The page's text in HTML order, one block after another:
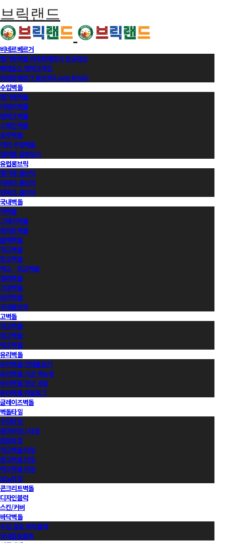
브릭랜드
비네르베르거
벨기에벽돌 비네르베르거 정규라인
에겐순드 덴마크라인
비네르베르거 롱브릭(Long Brick)
수입벽돌
벨기에벽돌
이태리벽돌
덴마크벽돌
스페인벽돌
호주벽돌
이외 수입벽돌
컬러별 살펴보기
유럽롱브릭
벨기에 롱브릭
이태리 롱브릭
덴마크 롱브릭
국내벽돌
적벽돌
그레이벽돌
화이트벽돌
블랙벽돌
적고벽돌
청고벽돌
백고ㆍ회고벽돌
컬러벽돌
가공벽돌
유약벽돌
국내롱브릭
고벽돌
적고벽돌
청고벽돌
백고벽돌
유리벽돌
유리벽돌 전제품보기
유리벽돌 시공 매뉴얼
유리벽돌 영상 모음
유리벽돌 카달로그
글레이즈벽돌
벽돌타일
수입타일
롱(와이드) 타일
점토타일
적고벽돌 타일
청고벽돌 타일
백고벽돌 타일
모노타일
콘크리트벽돌
디자인블럭
스킨/커버
바닥벽돌
수입 점토 바닥블럭
국내점토블록